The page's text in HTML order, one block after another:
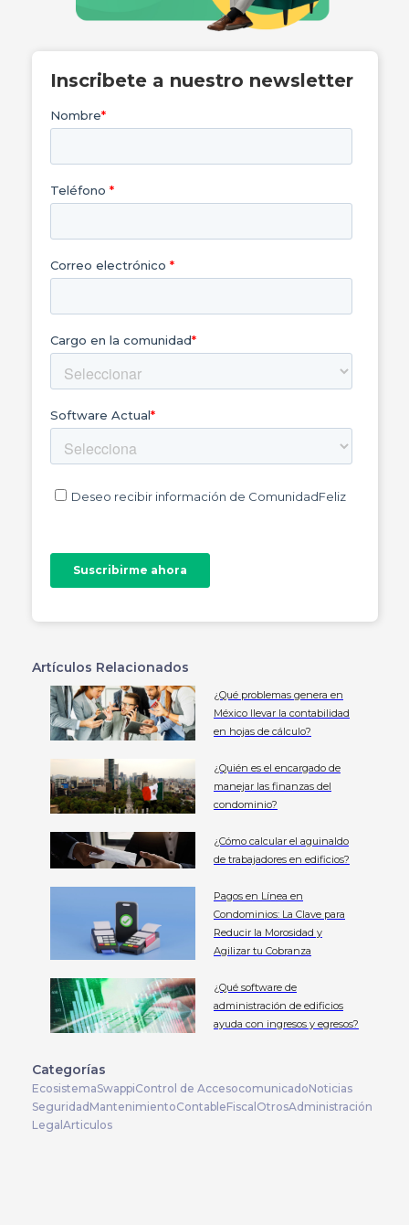
Inscribete a nuestro newsletter
Artículos Relacionados
¿Qué problemas genera en
México llevar la contabilidad
en hojas de cálculo?
¿Quién es el encargado de
manejar las finanzas del
condominio?
¿Cómo calcular el aguinaldo
de trabajadores en edificios?
Pagos en Línea en
Condominios: La Clave para
Reducir la Morosidad y
Agilizar tu Cobranza
¿Qué software de
administración de edificios
ayuda con ingresos y egresos?
Categorías
EcosistemaSwappiControl de AccesocomunicadoNoticias
Seguridad MantenimientoContableFiscal OtrosAdministración
Legal Articulos